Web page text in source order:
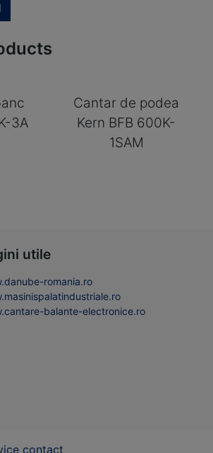
3A
Cantar de podea
Kern BFB 600K-
1SAM
utile
romania.ro
balante-electronice.ro